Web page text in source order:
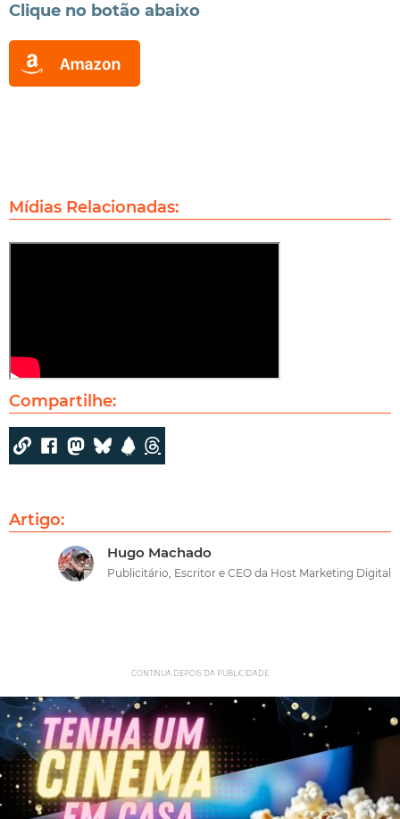
Clique no botão abaixo
Mídias Relacionadas:
Compartilhe:
Artigo:
Hugo Machado
Publicitário, Escritor e CEO da Host Marketing Digital
CONTINUA DEPOIS DA PUBLICIDADE